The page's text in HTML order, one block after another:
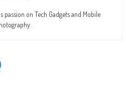
passion on Tech Gadgets and Mobile